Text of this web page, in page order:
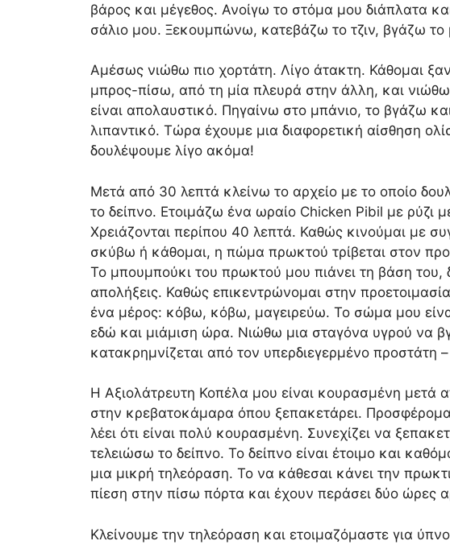
βάρος και μέγεθος. Ανοίγω το στόμα μου διάπλατα
σάλιο μου. Ξεκουμπώνω, κατεβάζω το τζιν, βγάζω
Αμέσως νιώθω πιο χορτάτη. Λίγο άτακτη. Κάθομαι
μπρος-πίσω, από τη μία πλευρά στην άλλη, και
είναι απολαυστικό. Πηγαίνω στο μπάνιο, το βγάζω
λιπαντικό. Τώρα έχουμε μια διαφορετική αίσθηση
δουλέψουμε λίγο ακόμα!
Μετά από 30 λεπτά κλείνω το αρχείο με το οποίο
το δείπνο. Ετοιμάζω ένα ωραίο Chicken Pibil με ρύζι
Χρειάζονται περίπου 40 λεπτά. Καθώς κινούμαι με
σκύβω ή κάθομαι, η πώμα πρωκτού τρίβεται στον
Το μπουμπούκι του πρωκτού μου πιάνει τη βάση του,
απολήξεις. Καθώς επικεντρώνομαι στην
ένα μέρος: κόβω, κόβω, μαγειρεύω. Το σώμα μου
εδώ και μιάμιση ώρα. Νιώθω μια σταγόνα υγρού να
κατακρημνίζεται από τον υπερδιεγερμένο προστάτη
Η Αξιολάτρευτη Κοπέλα μου είναι κουρασμένη μετά
στην κρεβατοκάμαρα όπου ξεπακετάρει.
λέει ότι είναι πολύ κουρασμένη. Συνεχίζει να
τελειώσω το δείπνο. Το δείπνο είναι έτοιμο και
μια μικρή τηλεόραση. Το να κάθεσαι κάνει την
πίεση στην πίσω πόρτα και έχουν περάσει δύο ώρες
Κλείνουμε την τηλεόραση και ετοιμαζόμαστε για